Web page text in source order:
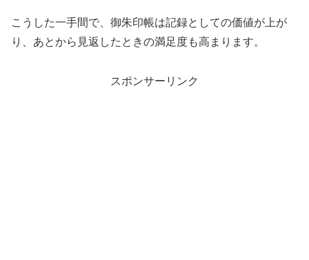
こうした一手間で、御朱印帳は記録としての価値が上が
り、あとから見返したときの満足度も高まります。
スポンサーリンク